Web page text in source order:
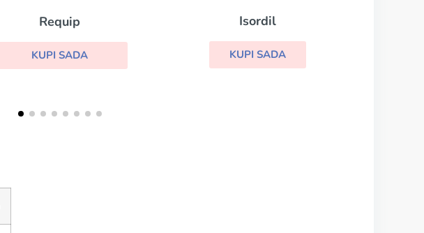
Isordil
KUPI SADA